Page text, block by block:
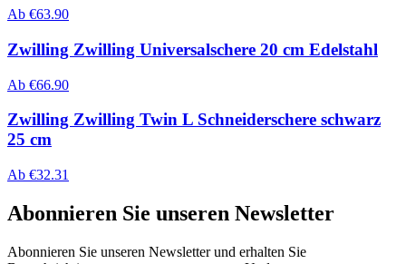
Ab €63.90
Zwilling Zwilling Universalschere 20 cm Edelstahl
Ab €66.90
Zwilling Zwilling Twin L Schneiderschere schwarz
25 cm
Ab €32.31
Abonnieren Sie unseren Newsletter
Abonnieren Sie unseren Newsletter und erhalten Sie